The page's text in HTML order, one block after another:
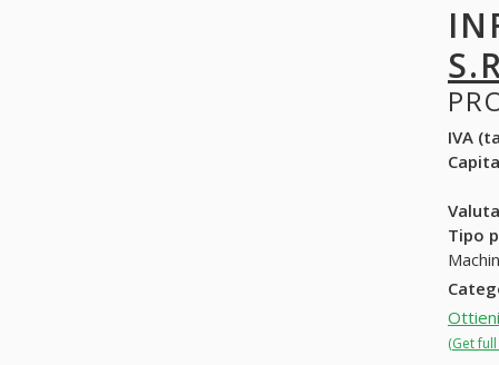
IVA
Tipo
(Get